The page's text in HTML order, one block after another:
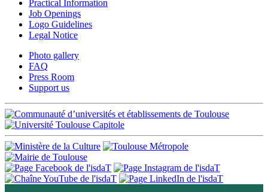
Practical Information
Job Openings
Logo Guidelines
Legal Notice
Photo gallery
FAQ
Press Room
Support us